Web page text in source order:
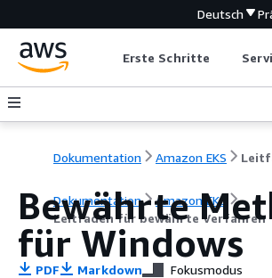
Deutsch
Erste Schritte
Dokumentation Amazon EKS
Dokumentation
Amazon EKS
Leitfaden für bewährte Verfahren
Bewährte
für Windows
PDF Markdown Fokusmodus